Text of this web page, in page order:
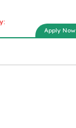
Apply Now